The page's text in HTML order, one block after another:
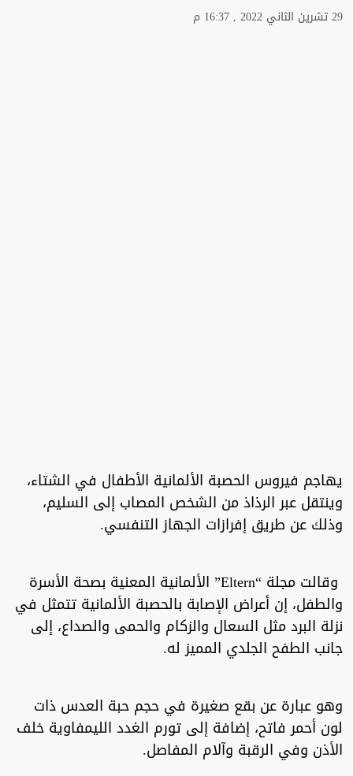
29 تشرين الثاني 2022 , 16:37 م
يهاجم فيروس الحصبة الألمانية الأطفال في الشتاء،
وينتقل عبر الرذاذ من الشخص المصاب إلى السليم،
وذلك عن طريق إفرازات الجهاز التنفسي.
وقالت مجلة “Eltern” الألمانية المعنية بصحة الأسرة
والطفل، إن أعراض الإصابة بالحصبة الألمانية تتمثل في
نزلة البرد مثل السعال والزكام والحمى والصداع، إلى
جانب الطفح الجلدي المميز له.
وهو عبارة عن بقع صغيرة في حجم حبة العدس ذات
لون أحمر فاتح، إضافة إلى تورم الغدد الليمفاوية خلف
الأذن وفي الرقبة وآلام المفاصل.